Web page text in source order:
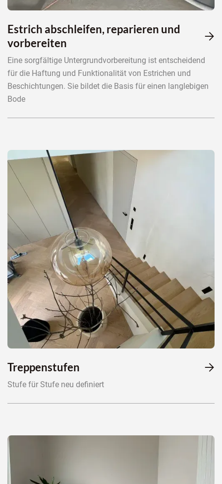
Estrich abschleifen, reparieren und
vorbereiten

Eine sorgfältige Untergrundvorbereitung ist entscheidend
für die Haftung und Funktionalität von Estrichen und
Beschichtungen. Sie bildet die Basis für einen langlebigen
Bode
Treppenstufen 
Stufe für Stufe neu definiert